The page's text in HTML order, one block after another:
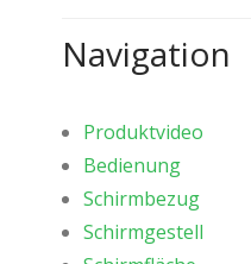
Mit seiner
Seitenmastschirm
ihn zu einem
Sonnenschirmmit
Navigation
Produktvideo
Bedienung
Schirmbezug
Schirmgestell